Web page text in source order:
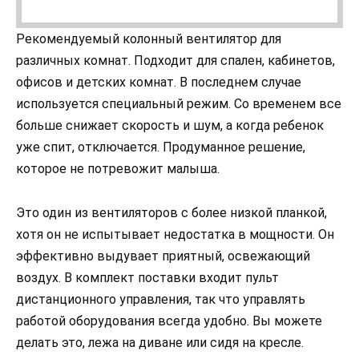
Рекомендуемый колонный вентилятор для
различных комнат. Подходит для спален, кабинетов,
офисов и детских комнат. В последнем случае
используется специальный режим. Со временем все
больше снижает скорость и шум, а когда ребенок
уже спит, отключается. Продуманное решение,
которое не потревожит малыша.
Это один из вентиляторов с более низкой планкой,
хотя он не испытывает недостатка в мощности. Он
эффективно выдувает приятный, освежающий
воздух. В комплект поставки входит пульт
дистанционного управления, так что управлять
работой оборудования всегда удобно. Вы можете
делать это, лежа на диване или сидя на кресле.